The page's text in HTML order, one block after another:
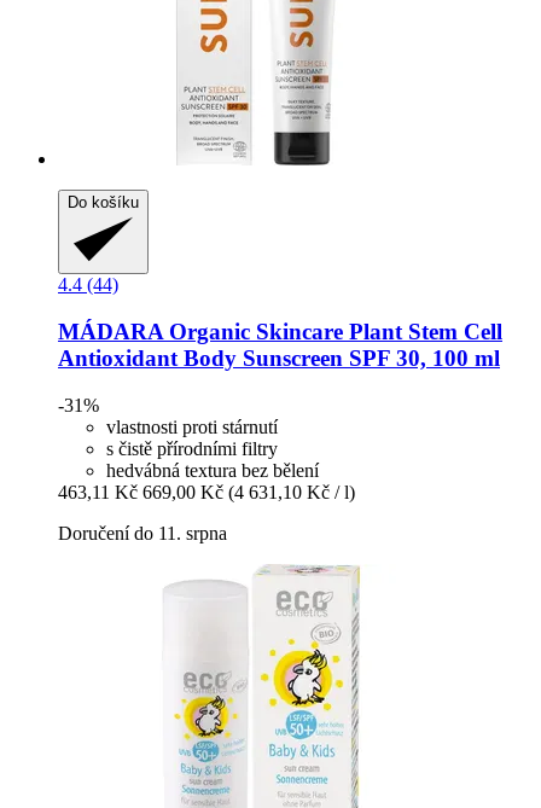
Do košíku
4.4 (44)
MÁDARA Organic Skincare Plant Stem Cell
Antioxidant Body Sunscreen SPF 30, 100 ml
-31%
vlastnosti proti stárnutí
s čistě přírodními filtry
hedvábná textura bez bělení
463,11 Kč 669,00 Kč (4 631,10 Kč / l)
Doručení do 11. srpna